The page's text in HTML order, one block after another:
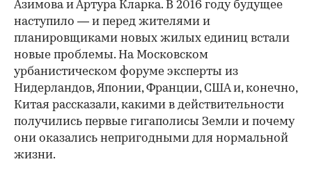
Азимова и Артура Кларка. В 2016 году будущее
наступило — и перед жителями и
планировщиками новых жилых единиц встали
новые проблемы. На Московском
урбанистическом форуме эксперты из
Нидерландов, Японии, Франции, США и, конечно,
Китая рассказали, какими в действительности
получились первые гигаполисы Земли и почему
они оказались непригодными для нормальной
жизни.